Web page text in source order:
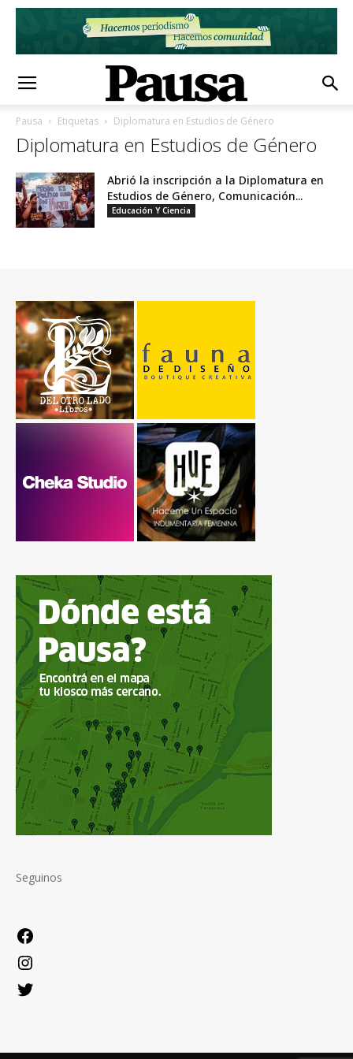
Pausa Etiquetas Diplomatura en Estudios de Género
Diplomatura en Estudios de Género
Abrió la inscripción a la Diplomatura en
Estudios de Género, Comunicación...
Educación Y Ciencia
Seguinos